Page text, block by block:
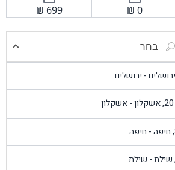
₪ 0
₪ 699
בחר